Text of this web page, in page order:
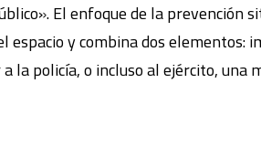
El enfoque de la prevención
y combina dos elementos:
la policía, o incluso al ejército, una